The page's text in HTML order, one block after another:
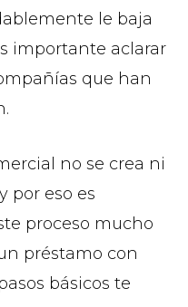
le baja
importante aclarar
que han
no se crea ni
por eso es
proceso mucho
préstamo con
básicos te